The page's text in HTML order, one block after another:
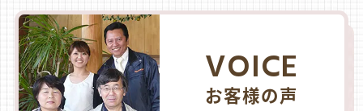
VOICE
お客様の声